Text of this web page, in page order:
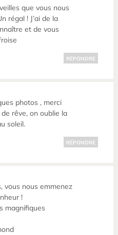
que vous nous
régal ! J’ai de la
et de vous
RÉPONDRE
photos , merci
rêve, on oublie la
soleil.
RÉPONDRE
vous nous emmenez
!
magnifiques